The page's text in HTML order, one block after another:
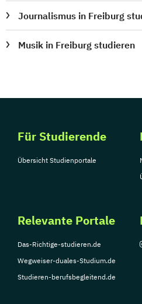
Journalismus in Freiburg
Musik in Freiburg studieren
Für Studierende
Übersicht Studienportale
Relevante Portale
Das-Richtige-studieren.de
Wegweiser-duales-Studium.de
Studieren-berufsbegleitend.de